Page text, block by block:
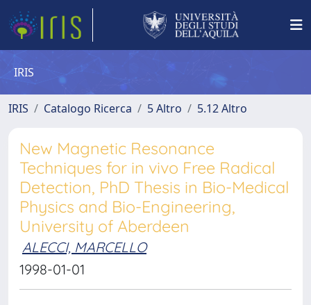
IRIS
IRIS Catalogo Ricerca 5 Altro 5.12 Altro
New Magnetic Resonance
Techniques for in vivo Free Radical
Detection, PhD Thesis in Bio-Medical
Physics and Bio-Engineering,
University of Aberdeen
ALECCI, MARCELLO
1998-01-01